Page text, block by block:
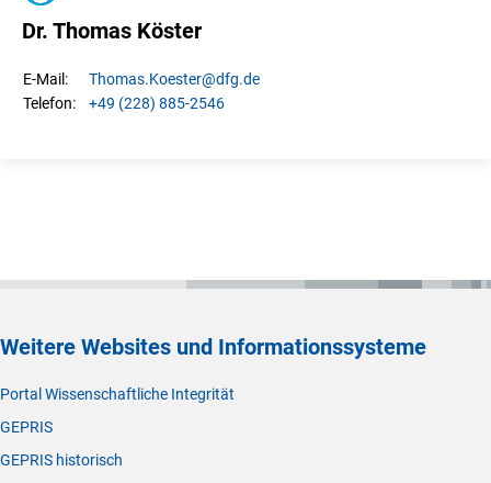
Dr. Thomas Köster
E-Mail: Thomas.Koester@dfg.de
Telefon:
+49 (228) 885-2546
Weitere Websites und Informationssysteme
Portal Wissenschaftliche Integrität
GEPRIS
GEPRIS historisch